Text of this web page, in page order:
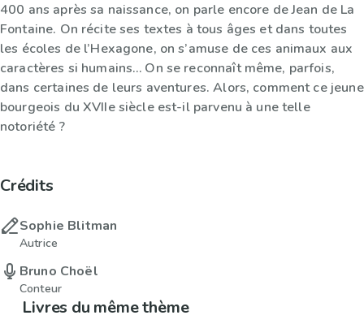
400 ans après sa naissance, on parle encore de Jean de La
Fontaine. On récite ses textes à tous âges et dans toutes
les écoles de l’Hexagone, on s’amuse de ces animaux aux
caractères si humains… On se reconnaît même, parfois,
dans certaines de leurs aventures. Alors, comment ce jeune
bourgeois du XVIIe siècle est-il parvenu à une telle
notoriété ?
Crédits
Sophie Blitman
Autrice
Bruno Choël
Conteur
Livres du même thème